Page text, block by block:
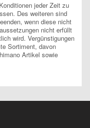
jeder Zeit zu
Des weiteren sind
wenn diese nicht
nicht erfüllt
wird. Vergünstigungen
Sortiment, davon
Artikel sowie